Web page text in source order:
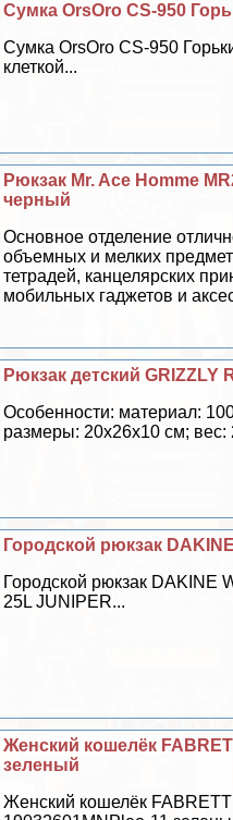
Сумка OrsOro CS-950
Сумка OrsOro CS-950
клеткой...
Рюкзак Mr. Ace Homme
черный
Основное отделение
объемных и мелких
тетрадей, канцелярских
мобильных гаджетов и
Рюкзак детский GRIZZLY
Особенности: материал:
размеры: 20х26х10 см; вес:
Городской рюкзак
Городской рюкзак DAKINE
25L JUNIPER...
Женский кошелёк
зеленый
Женский кошелёк FABRETTI